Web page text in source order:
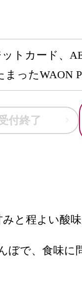
トカード、
まったWAON
付終了
と程よい酸
で、食味に